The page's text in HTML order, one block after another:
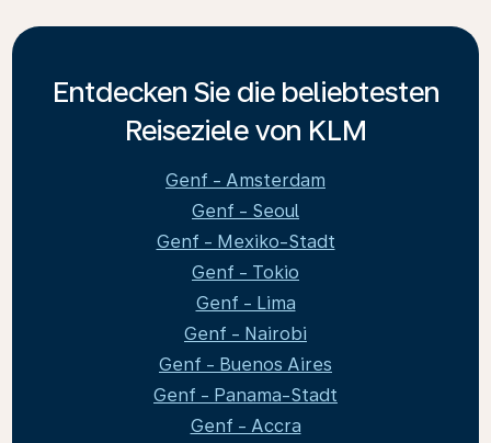
Entdecken Sie die beliebtesten
Reiseziele von KLM
Genf - Amsterdam
Genf - Seoul
Genf - Mexiko-Stadt
Genf - Tokio
Genf - Lima
Genf - Nairobi
Genf - Buenos Aires
Genf - Panama-Stadt
Genf - Accra